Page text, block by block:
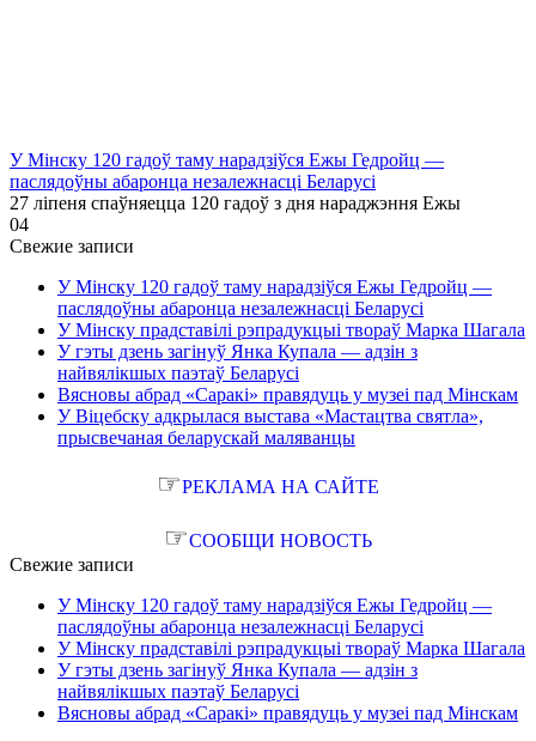
У Мінску 120 гадоў таму нарадзіўся Ежы Гедройц —
паслядоўны абаронца незалежнасці Беларусі
27 ліпеня спаўняецца 120 гадоў з дня нараджэння Ежы
04
Свежие записи
У Мінску 120 гадоў таму нарадзіўся Ежы Гедройц —
паслядоўны абаронца незалежнасці Беларусі
У Мінску прадставілі рэпрадукцыі твораў Марка Шагала
У гэты дзень загінуў Янка Купала — адзін з
найвялікшых паэтаў Беларусі
Вясновы абрад «Саракі» правядуць у музеі пад Мінскам
У Віцебску адкрылася выстава «Мастацтва святла»,
прысвечаная беларускай маляванцы
☞РЕКЛАМА НА САЙТЕ
☞СООБЩИ НОВОСТЬ
Свежие записи
У Мінску 120 гадоў таму нарадзіўся Ежы Гедройц —
паслядоўны абаронца незалежнасці Беларусі
У Мінску прадставілі рэпрадукцыі твораў Марка Шагала
У гэты дзень загінуў Янка Купала — адзін з
найвялікшых паэтаў Беларусі
Вясновы абрад «Саракі» правядуць у музеі пад Мінскам